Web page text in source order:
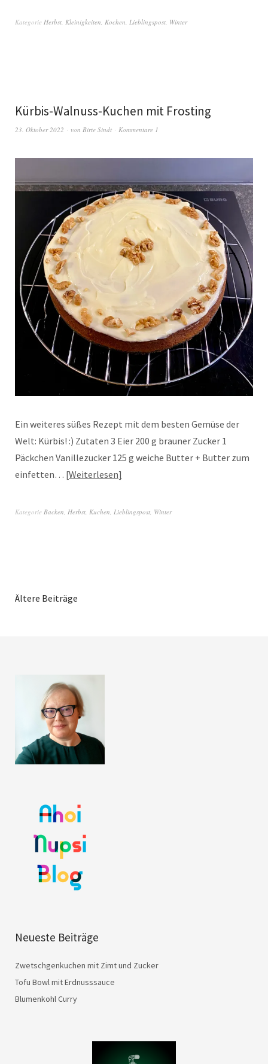
Kategorie Herbst, Kleinigkeiten, Kochen, Lieblingspost, Winter
Kürbis-Walnuss-Kuchen mit Frosting
23. Oktober 2022 von Birte Sindt Kommentare 1
Ein weiteres süßes Rezept mit dem besten Gemüse der
Welt: Kürbis! :) Zutaten 3 Eier 200 g brauner Zucker 1
Päckchen Vanillezucker 125 g weiche Butter + Butter zum
einfetten… Weiterlesen
Kategorie Backen, Herbst, Kuchen, Lieblingspost, Winter
Ältere Beiträge
Neueste Beiträge
Zwetschgenkuchen mit Zimt und Zucker
Tofu Bowl mit Erdnusssauce
Blumenkohl Curry